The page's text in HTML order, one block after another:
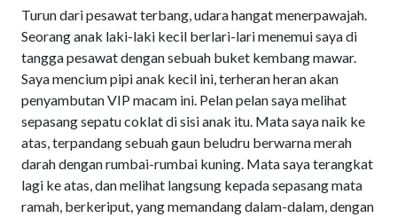
Turun dari pesawat terbang, udara hangat menerpawajah.
Seorang anak laki-laki kecil berlari-lari menemui saya di
tangga pesawat dengan sebuah buket kembang mawar.
Saya mencium pipi anak kecil ini, terheran heran akan
penyambutan VIP macam ini. Pelan pelan saya melihat
sepasang sepatu coklat di sisi anak itu. Mata saya naik ke
atas, terpandang sebuah gaun beludru berwarna merah
darah dengan rumbai-rumbai kuning. Mata saya terangkat
lagi ke atas, dan melihat langsung kepada sepasang mata
ramah, berkeriput, yang memandang dalam-dalam, dengan